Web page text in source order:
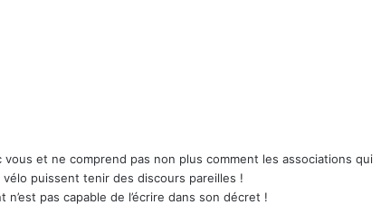
vous et ne com­prend pas non plus com­ment les asso­ci­a­tions qui
puis­sent tenir des dis­cours pareilles !
pas capa­ble de l’écrire dans son décret !